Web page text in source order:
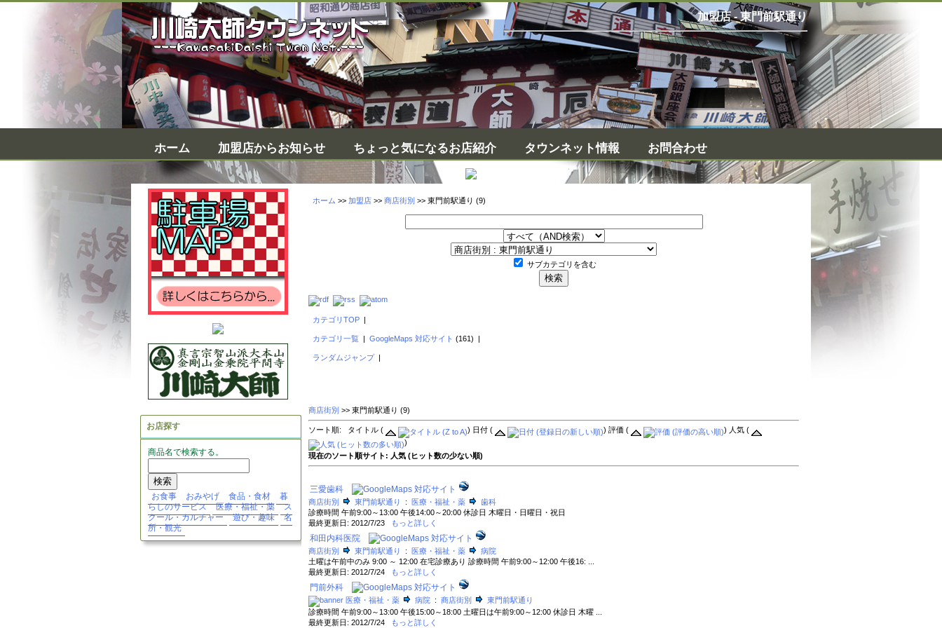
加盟店 - 東門前駅通り
ホーム 加盟店からお知らせ ちょっと気になるお店紹介 タウンネット情報 お問合わせ
お店探す
商品名で検索する。
お食事 おみやげ 食品・食材
暮
らしのサービス
医療・福祉・薬
ス
クール・カルチャー
遊び・趣味
名
所・観光
ホーム >> 加盟店 >> 商店街別 >> 東門前駅通り (9)
サブカテゴリを含む
カテゴリTOP |
カテゴリ一覧 | GoogleMaps 対応サイト (161) |
ランダムジャンプ|
このページでは Google マップが正しく読み込まれ
ませんでした。
このウェブサイトの所有者ですか？
商店街別 >> 東門前駅通り (9)
ソート順: タイトル ( ) 日付 ( ) 評価 (
) 人気 (
)
現在のソート順サイト: 人気 (ヒット数の少ない順)
三愛歯科
商店街別 東門前駅通り : 医療・福祉・薬
歯科
診療時間 午前9:00～13:00 午後14:00～20:00 休診日 木曜日・日曜日・祝日
最終更新日: 2012/7/23
もっと詳しく
和田内科医院
商店街別 東門前駅通り : 医療・福祉・薬
病院
土曜は午前中のみ 9:00 ～ 12:00 在宅診療あり 診療時間 午前9:00～12:00 午後16: ...
最終更新日: 2012/7/24
もっと詳しく
門前外科
医療・福祉・薬 病院 : 商店街別
東門前駅通り
診療時間 午前9:00～13:00 午後15:00～18:00 土曜日は午前9:00～12:00 休診日 木曜 ...
最終更新日: 2012/7/24
もっと詳しく